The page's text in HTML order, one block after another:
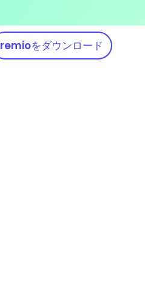
remioをダウンロード